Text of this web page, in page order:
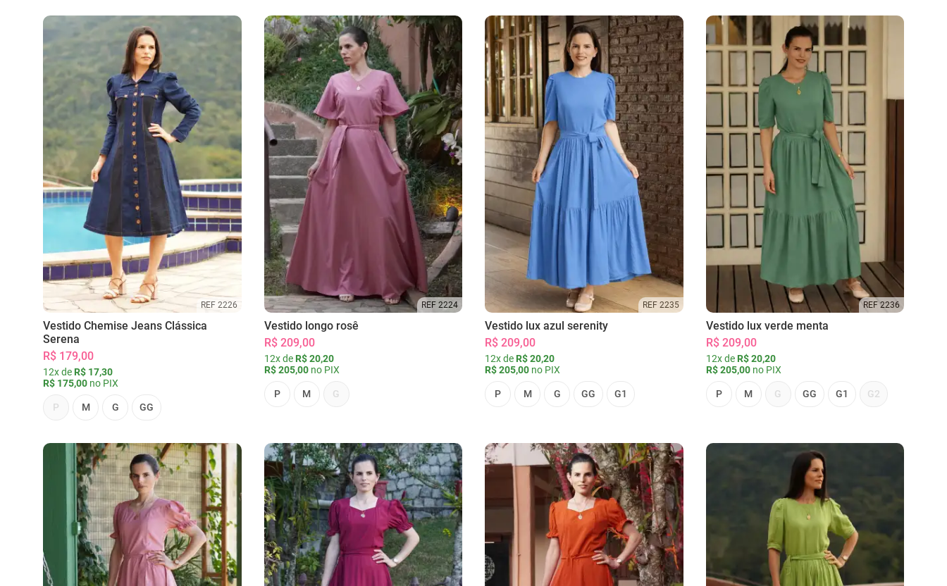
REF 2226
Vestido Chemise Jeans Clássica
Serena
R$ 179,00
12x de R$ 17,30
R$ 175,00 no PIX
P M G GG
REF 2224
Vestido longo rosê
R$ 209,00
12x de R$ 20,20
R$ 205,00no PIX
P M G
REF 2235
Vestido lux azul serenity
R$ 209,00
12x de R$ 20,20
R$ 205,00 no PIX
P M G GG G1
REF 2236
Vestido lux verde menta
R$ 209,00
12x de R$ 20,20
R$ 205,00no PIX
P M G GG G1 G2